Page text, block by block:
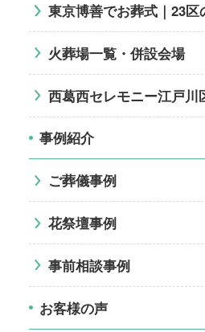
東京博善でお葬式｜23区
火葬場一覧・併設会場
西葛西セレモニー江戸川
事例紹介
ご葬儀事例
花祭壇事例
事前相談事例
お客様の声